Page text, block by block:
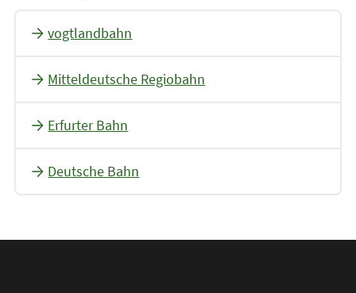
vogtlandbahn
Mitteldeutsche Regiobahn
Erfurter Bahn
Deutsche Bahn